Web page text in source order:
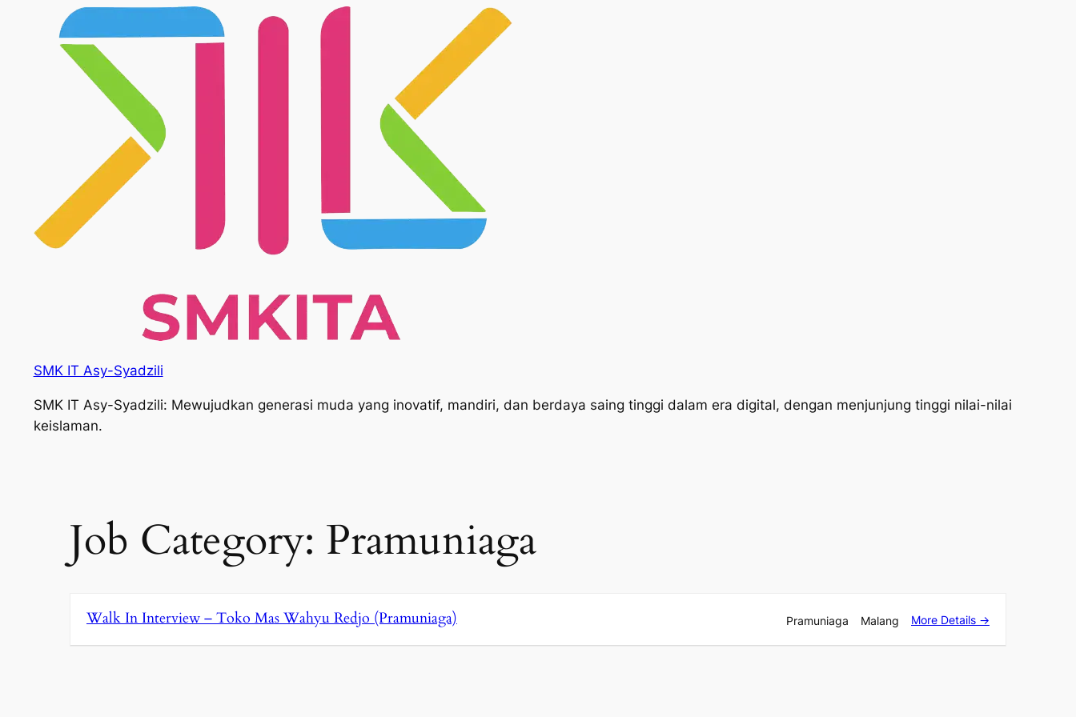
SMK IT Asy-Syadzili
SMK IT Asy-Syadzili: Mewujudkan generasi muda yang inovatif, mandiri, dan berdaya saing tinggi dalam era digital, dengan menjunjung tinggi nilai-nilai
keislaman.
Job Category: Pramuniaga
Walk In Interview – Toko Mas Wahyu Redjo (Pramuniaga) Pramuniaga Malang More Details